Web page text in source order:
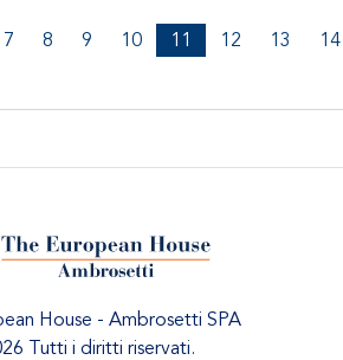
7 8 9 10 11 12 13 14
House - Ambrosetti SPA
Tutti i diritti riservati.